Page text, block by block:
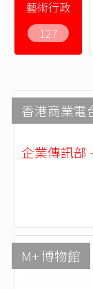
藝術行政
127
香港商業電
企業傳訊部
M+ 博物館